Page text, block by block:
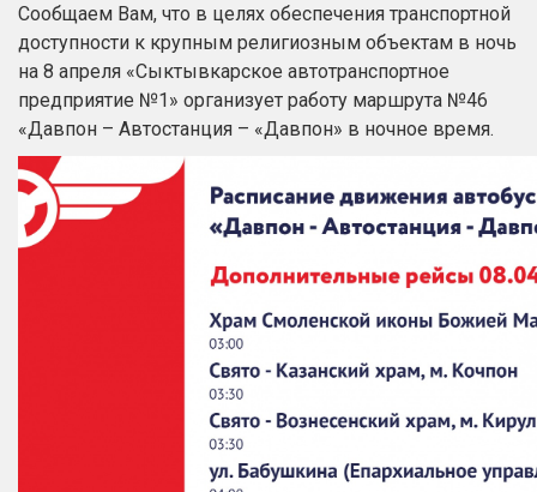
Сообщаем Вам, что в целях обеспечения транспортной
доступности к крупным религиозным объектам в ночь
на 8 апреля «Сыктывкарское автотранспортное
предприятие №1» организует работу маршрута №46
«Давпон – Автостанция – «Давпон» в ночное время.